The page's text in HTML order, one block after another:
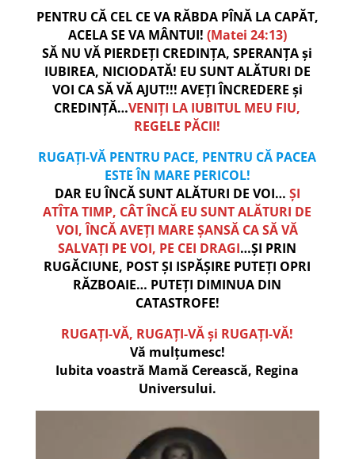
PENTRU CĂ CEL CE VA RĂBDA PÎNĂ LA CAPĂT,
ACELA SE VA MÂNTUI! (Matei 24:13)
SĂ NU VĂ PIERDEȚI CREDINȚA, SPERANȚA și
IUBIREA, NICIODATĂ! EU SUNT ALĂTURI DE
VOI CA SĂ VĂ AJUT!!! AVEȚI ÎNCREDERE și
CREDINȚĂ…VENIȚI LA IUBITUL MEU FIU,
REGELE PĂCII!
RUGAȚI-VĂ PENTRU PACE, PENTRU CĂ PACEA
ESTE ÎN MARE PERICOL!
DAR EU ÎNCĂ SUNT ALĂTURI DE VOI… ȘI
ATÎTA TIMP, CÂT ÎNCĂ EU SUNT ALĂTURI DE
VOI, ÎNCĂ AVEȚI MARE ȘANSĂ CA SĂ VĂ
SALVAȚI PE VOI, PE CEI DRAGI…ȘI PRIN
RUGĂCIUNE, POST ȘI ISPĂȘIRE PUTEȚI OPRI
RĂZBOAIE… PUTEȚI DIMINUA DIN
CATASTROFE!
RUGAȚI-VĂ, RUGAȚI-VĂ și RUGAȚI-VĂ!
Vă mulțumesc!
Iubita voastră Mamă Cerească, Regina
Universului.